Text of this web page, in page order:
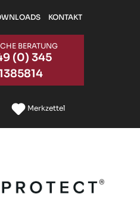
KONTAKT
BERATUNG
(0) 345
Merkzettel